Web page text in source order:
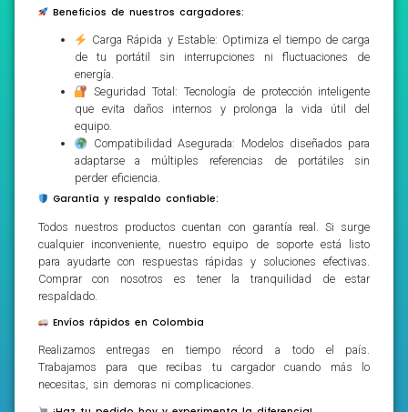
Beneficios de nuestros cargadores:
Carga Rápida y Estable: Optimiza el tiempo de carga
de tu portátil sin interrupciones ni fluctuaciones de
energía.
Seguridad Total: Tecnología de protección inteligente
que evita daños internos y prolonga la vida útil del
equipo.
Compatibilidad Asegurada: Modelos diseñados para
adaptarse a múltiples referencias de portátiles sin
perder eficiencia.
Garantía y respaldo confiable:
Todos nuestros productos cuentan con garantía real. Si surge
cualquier inconveniente, nuestro equipo de soporte está listo
para ayudarte con respuestas rápidas y soluciones efectivas.
Comprar con nosotros es tener la tranquilidad de estar
respaldado.
Envíos rápidos en Colombia
Realizamos entregas en tiempo récord a todo el país.
Trabajamos para que recibas tu cargador cuando más lo
necesitas, sin demoras ni complicaciones.